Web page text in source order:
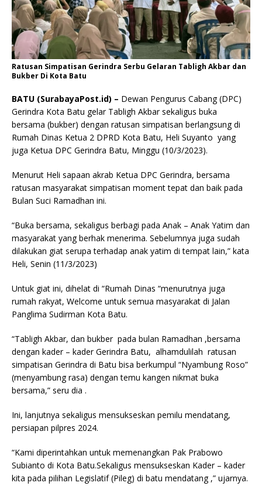
Ratusan Simpatisan Gerindra Serbu Gelaran Tabligh Akbar dan
Bukber Di Kota Batu
BATU (SurabayaPost.id) – Dewan Pengurus Cabang (DPC)
Gerindra Kota Batu gelar Tabligh Akbar sekaligus buka
bersama (bukber) dengan ratusan simpatisan berlangsung di
Rumah Dinas Ketua 2 DPRD Kota Batu, Heli Suyanto yang
juga Ketua DPC Gerindra Batu, Minggu (10/3/2023).
Menurut Heli sapaan akrab Ketua DPC Gerindra, bersama
ratusan masyarakat simpatisan moment tepat dan baik pada
Bulan Suci Ramadhan ini.
“Buka bersama, sekaligus berbagi pada Anak – Anak Yatim dan
masyarakat yang berhak menerima. Sebelumnya juga sudah
dilakukan giat serupa terhadap anak yatim di tempat lain,” kata
Heli, Senin (11/3/2023)
Untuk giat ini, dihelat di “Rumah Dinas “menurutnya juga
rumah rakyat, Welcome untuk semua masyarakat di Jalan
Panglima Sudirman Kota Batu.
“Tabligh Akbar, dan bukber pada bulan Ramadhan ,bersama
dengan kader – kader Gerindra Batu, alhamdulilah ratusan
simpatisan Gerindra di Batu bisa berkumpul “Nyambung Roso”
(menyambung rasa) dengan temu kangen nikmat buka
bersama,” seru dia .
Ini, lanjutnya sekaligus mensukseskan pemilu mendatang,
persiapan pilpres 2024.
“Kami diperintahkan untuk memenangkan Pak Prabowo
Subianto di Kota Batu.Sekaligus mensukseskan Kader – kader
kita pada pilihan Legislatif (Pileg) di batu mendatang ,” ujarnya.